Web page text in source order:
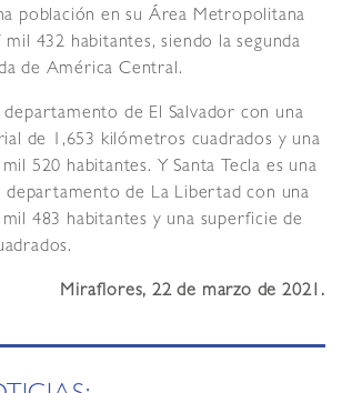
población en su Área Metropolitana
432 habitantes, siendo la segunda
de América Central.
de El Salvador con una
de 1,653 kilómetros cuadrados y una
520 habitantes. Y Santa Tecla es una
departamento de La Libertad con una
483 habitantes y una superficie de
Miraflores, 22 de marzo de 2021.